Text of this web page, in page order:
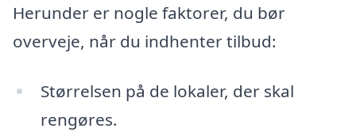
Herunder er nogle faktorer, du bør
overveje, når du indhenter tilbud:
Størrelsen på de lokaler, der skal
rengøres.